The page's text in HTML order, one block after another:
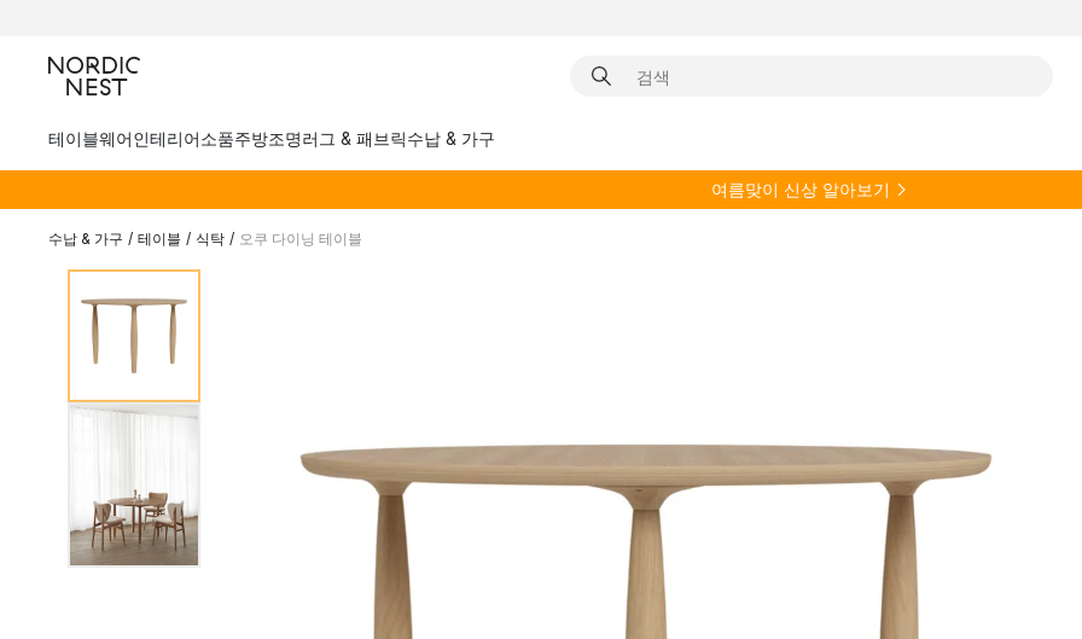
테이블웨어인테리어소품주방조명러그 & 패브릭수납 & 가구
여름맞이 신상 알아보기
수납 & 가구 / 테이블 / 식탁 / 오쿠 다이닝 테이블